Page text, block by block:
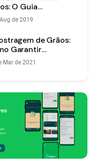
O Guia
Para Evitar
e Lucrar Mais
de 2019
de Grãos:
Garantir
e Lucro da
Mar de 2021